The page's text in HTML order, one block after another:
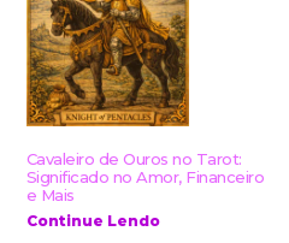
Cavaleiro de Ouros no Tarot:
Significado no Amor, Financeiro
e Mais
Continue Lendo